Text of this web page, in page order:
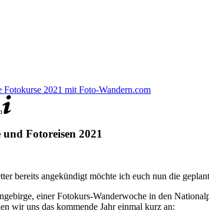
Fotoreisen 2021
bereits angekündigt möchte ich euch nun die
einer Fotokurs-Wanderwoche in den
wir uns das kommende Jahr einmal kurz an: